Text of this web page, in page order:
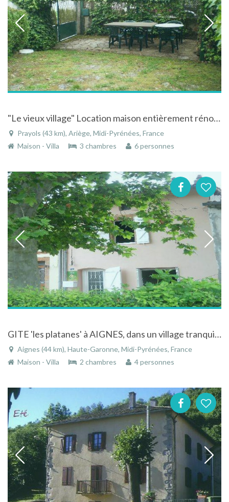
"Le vieux village" Location maison entièrement rénové dans le vieux village de Prayols
Prayols (43 km), Ariège, Midi-Pyrénées, France
Maison - Villa
3 chambres 6 personnes
GITE 'les platanes' à AIGNES, dans un village tranquille à la campagne
Aignes (44 km), Haute-Garonne, Midi-Pyrénées, France
Maison - Villa
2 chambres 4 personnes